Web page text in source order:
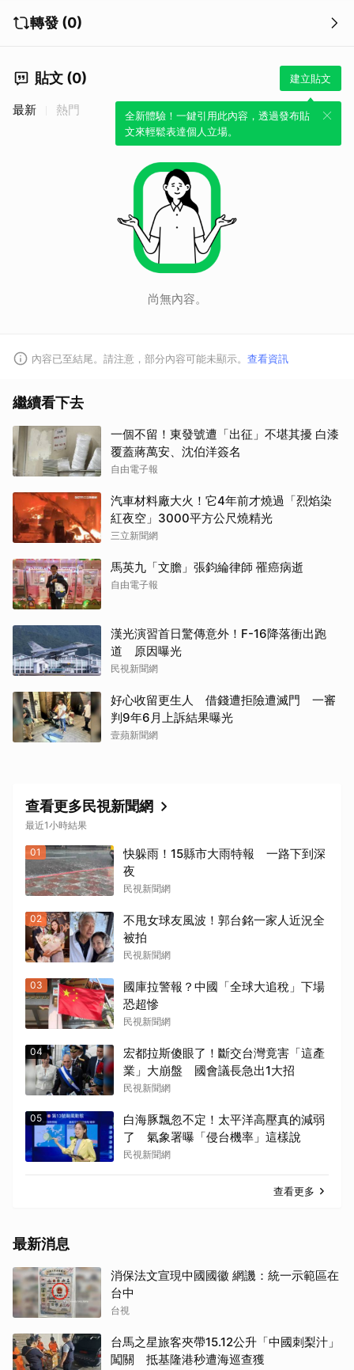
轉發 (0)
貼文 (0) 建立貼文
全新體驗！一鍵引用此內容，透過發布貼
文來輕鬆表達個人立場。
最新 熱門
尚無內容。
內容已至結尾。請注意，部分內容可能未顯示。 查看資訊
繼續看下去
一個不留！東發號遭「出征」不堪其擾 白漆
覆蓋蔣萬安、沈伯洋簽名
自由電子報
汽車材料廠大火！它4年前才燒過「烈焰染
紅夜空」3000平方公尺燒精光
三立新聞網
馬英九「文膽」張鈞綸律師 罹癌病逝
自由電子報
漢光演習首日驚傳意外！F-16降落衝出跑
道 原因曝光
民視新聞網
好心收留更生人 借錢遭拒險遭滅門 一審
判9年6月上訴結果曝光
壹蘋新聞網
查看更多民視新聞網
最近1小時結果
01
快躲雨！15縣市大雨特報 一路下到深
夜
民視新聞網
02
不甩女球友風波！郭台銘一家人近況全
被拍
民視新聞網
03
國庫拉警報？中國「全球大追稅」下場
恐超慘
民視新聞網
04
宏都拉斯傻眼了！斷交台灣竟害「這產
業」大崩盤 國會議長急出1大招
民視新聞網
05
白海豚飄忽不定！太平洋高壓真的減弱
了 氣象署曝「侵台機率」這樣說
民視新聞網
查看更多
最新消息
消保法文宣現中國國徽 網譏：統一示範區在
台中
台視
台馬之星旅客夾帶15.12公升「中國刺梨汁」
闖關 抵基隆港秒遭海巡查獲
取消